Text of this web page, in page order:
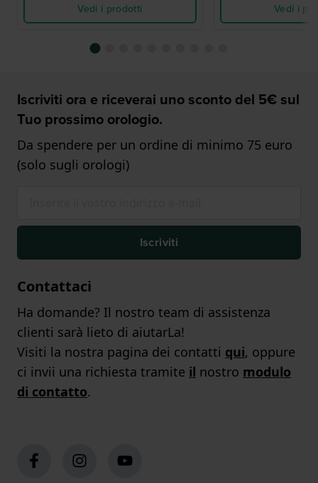
Vedi i prodotti
Vedi i
Iscriviti ora e riceverai uno sconto del 5€ sul
Tuo prossimo orologio.
Da spendere per un ordine di minimo 75 euro
(solo sugli orologi)
Iscriviti
Contattaci
Ha domande? Il nostro team di assistenza
clienti sarà lieto di aiutarLa!
Visiti la nostra pagina dei contatti qui, oppure
ci invii una richiesta tramite il nostro modulo
di contatto.